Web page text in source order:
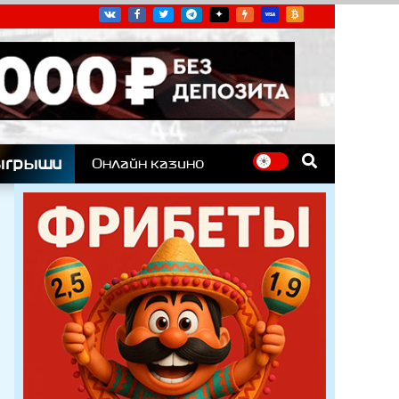
гоночных серий
Онлайн казино